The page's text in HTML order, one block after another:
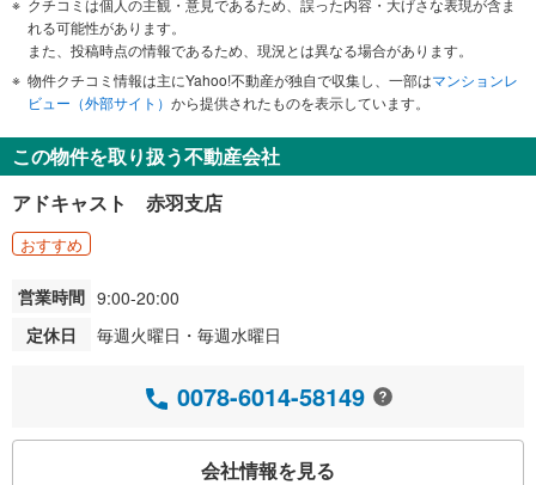
クチコミは個人の主観・意見であるため、誤った内容・大げさな表現が含ま
れる可能性があります。
また、投稿時点の情報であるため、現況とは異なる場合があります。
物件クチコミ情報は主にYahoo!不動産が独自で収集し、一部はマンションレ
ビュー（外部サイト） から提供されたものを表示しています。
この物件を取り扱う不動産会社
アドキャスト 赤羽支店
おすすめ
営業時間 9:00-20:00
定休日
毎週火曜日・毎週水曜日
0078-6014-58149
会社情報を見る